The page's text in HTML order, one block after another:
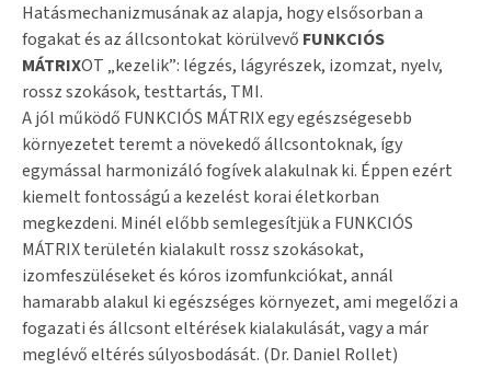
Hatásmechanizmusának az alapja, hogy elsősorban a
fogakat és az állcsontokat körülvevő FUNKCIÓS
MÁTRIXOT „kezelik”: légzés, lágyrészek, izomzat, nyelv,
rossz szokások, testtartás, TMI.
A jól működő FUNKCIÓS MÁTRIX egy egészségesebb
környezetet teremt a növekedő állcsontoknak, így
egymással harmonizáló fogívek alakulnak ki. Éppen ezért
kiemelt fontosságú a kezelést korai életkorban
megkezdeni. Minél előbb semlegesítjük a FUNKCIÓS
MÁTRIX területén kialakult rossz szokásokat,
izomfeszüléseket és kóros izomfunkciókat, annál
hamarabb alakul ki egészséges környezet, ami megelőzi a
fogazati és állcsont eltérések kialakulását, vagy a már
meglévő eltérés súlyosbodását. (Dr. Daniel Rollet)